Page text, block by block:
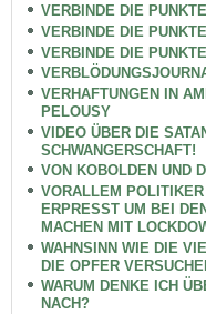
VERBINDE DIE
VERBINDE DIE
VERBINDE DIE
VERHAFTUNGEN IN
PELOUSY
VIDEO ÜBER DIE
SCHWANGERSCHAFT!
VON KOBOLDEN UND
VORALLEM
ERPRESST UM BEI
MACHEN MIT
WAHNSINN WIE DIE
DIE OPFER
WARUM DENKE ICH
NACH?